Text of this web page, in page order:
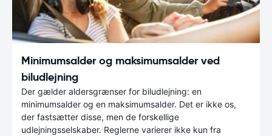
Minimumsalder og maksimumsalder ved
biludlejning
Der gælder aldersgrænser for biludlejning: en
minimumsalder og en maksimumsalder. Det er ikke os,
der fastsætter disse, men de forskellige
udlejningsselskaber. Reglerne varierer ikke kun fra